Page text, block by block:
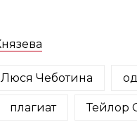
Люся Чеботина
плагиат Тейлор